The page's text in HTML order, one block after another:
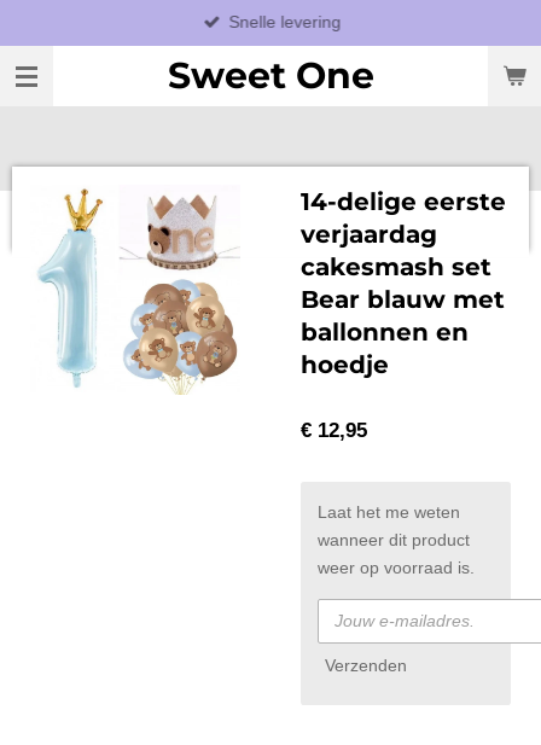
direct
naar
Sweet One
Snelle levering
14-delige eerste
verjaardag
cakesmash set
Bear blauw met
ballonnen en
hoedje
€ 12,95
Laat het me weten
wanneer dit product
weer op voorraad is.
Verzenden